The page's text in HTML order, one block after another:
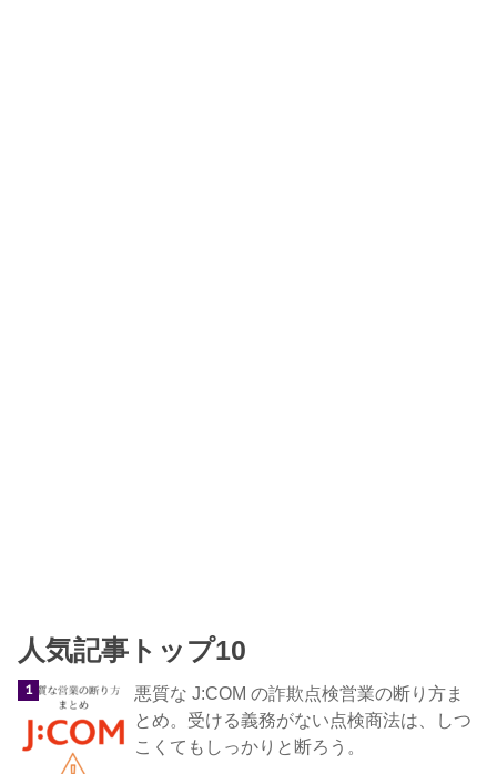
人気記事トップ10
悪質な J:COM の詐欺点検営業の断り方ま
とめ。受ける義務がない点検商法は、しつ
こくてもしっかりと断ろう。